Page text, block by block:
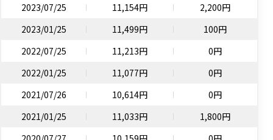
2023/07/25
11,154円
2,200円
2023/01/25
11,499円
100円
2022/07/25
11,213円
0円
2022/01/25
11,077円
0円
2021/07/26
10,614円
0円
2021/01/25
11,033円
1,800円